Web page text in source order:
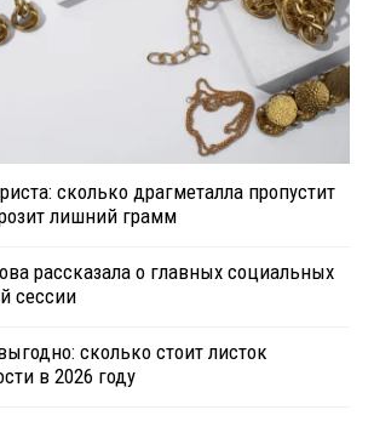
сколько драгметалла пропустит
лишний грамм
рассказала о главных социальных
сессии
сколько стоит листок
в 2026 году